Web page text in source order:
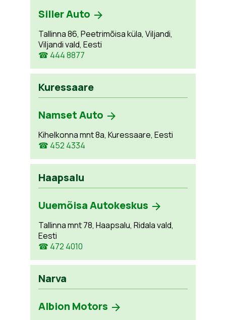
Siller Auto
Tallinna 86, Peetrimõisa küla, Viljandi,
Viljandi vald, Eesti
☎ 444 8877
Kuressaare
Namset Auto
Kihelkonna mnt 8a, Kuressaare, Eesti
☎ 452 4334
Haapsalu
Uuemõisa Autokeskus
Tallinna mnt 78, Haapsalu, Ridala vald,
Eesti
☎ 472 4010
Narva
Albion Motors